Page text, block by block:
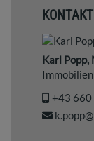
Karl Popp,
‭+43